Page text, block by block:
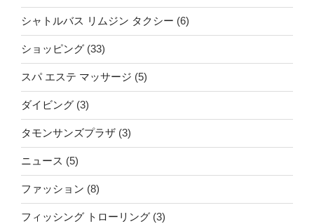
シャトルバス リムジン タクシー (6)
ショッピング (33)
スパ エステ マッサージ (5)
ダイビング (3)
タモンサンズプラザ (3)
ニュース (5)
ファッション (8)
フィッシング トローリング (3)